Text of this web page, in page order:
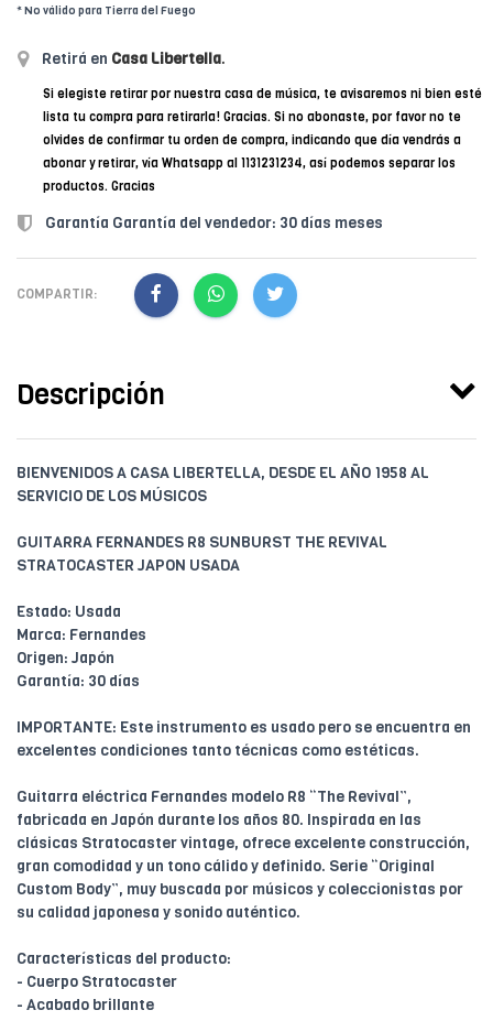
* No válido para Tierra del Fuego
Retirá en Casa Libertella.
Si elegiste retirar por nuestra casa de música, te avisaremos ni bien esté
lista tu compra para retirarla! Gracias. Si no abonaste, por favor no te
olvides de confirmar tu orden de compra, indicando que día vendrás a
abonar y retirar, vía Whatsapp al 1131231234, así podemos separar los
productos. Gracias
Garantía Garantía del vendedor: 30 días meses
COMPARTIR:
Descripción
BIENVENIDOS A CASA LIBERTELLA, DESDE EL AÑO 1958 AL
SERVICIO DE LOS MÚSICOS
GUITARRA FERNANDES R8 SUNBURST THE REVIVAL
STRATOCASTER JAPON USADA
Estado: Usada
Marca: Fernandes
Origen: Japón
Garantía: 30 días
IMPORTANTE: Este instrumento es usado pero se encuentra en
excelentes condiciones tanto técnicas como estéticas.
Guitarra eléctrica Fernandes modelo R8 “The Revival”,
fabricada en Japón durante los años 80. Inspirada en las
clásicas Stratocaster vintage, ofrece excelente construcción,
gran comodidad y un tono cálido y definido. Serie “Original
Custom Body”, muy buscada por músicos y coleccionistas por
su calidad japonesa y sonido auténtico.
Características del producto:
- Cuerpo Stratocaster
- Acabado brillante